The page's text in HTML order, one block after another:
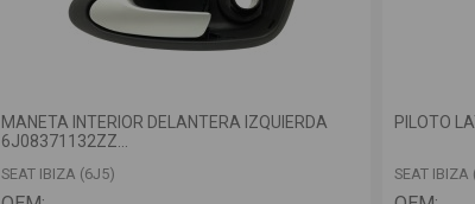
MANETA INTERIOR DELANTERA IZQUIERDA
6J08371132ZZ...
SEAT IBIZA (6J5)
PILOTO
SEAT IBIZA